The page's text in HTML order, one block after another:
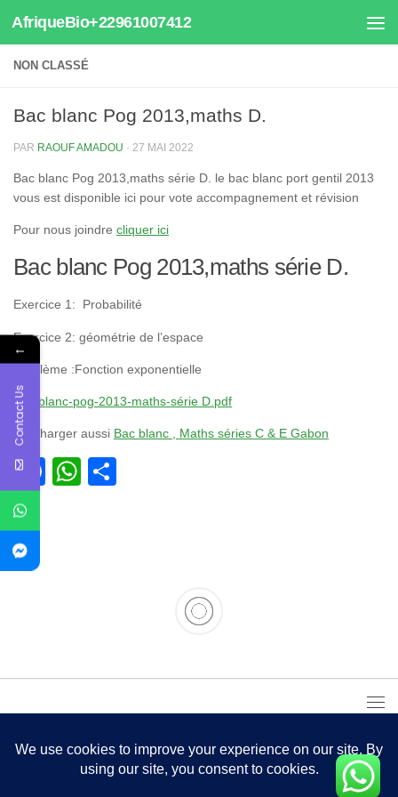
Au dessous du contenu
AfriqueBio+22961007412
NON CLASSÉ
Bac blanc Pog 2013,maths D.
PAR RAOUF AMADOU · 27 MAI 2022
Bac blanc Pog 2013,maths série D. le bac blanc port gentil 2013
vous est disponible ici pour vote accompagnement et révision
Pour nous joindre cliquer ici
Bac blanc Pog 2013,maths série D.
Exercice 1: Probabilité
Exercice 2: géométrie de l’espace
Problème :Fonction exponentielle
bac-blanc-pog-2013-maths-série D.pdf
télécharger aussi Bac blanc , Maths séries C & E Gabon
Facebook
WhatsApp
←
Contact Us